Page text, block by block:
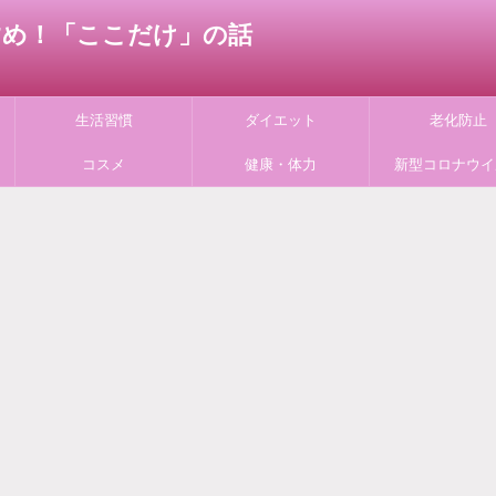
！「ここだけ」の話
生活習慣 ダイエット 老化防止
コスメ 健康・体力 新型コロナウ